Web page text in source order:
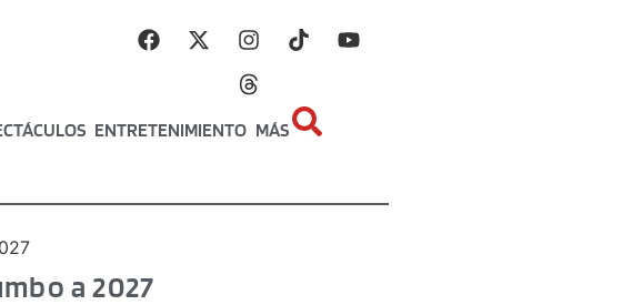
ENTRETENIMIENTO MÁS
a 2027